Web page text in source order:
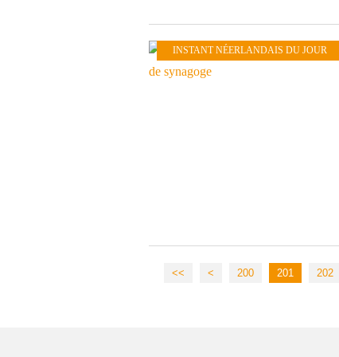
INSTANT NÉERLANDAIS DU JOUR
<< < 200 201 202